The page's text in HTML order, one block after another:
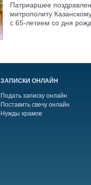
Патриаршее
митрополиту
с 65-летием со дня
ЗАПИСКИ ОНЛАЙН
Подать записку онлайн
Поставить свечу онлайн
Нужды храмов